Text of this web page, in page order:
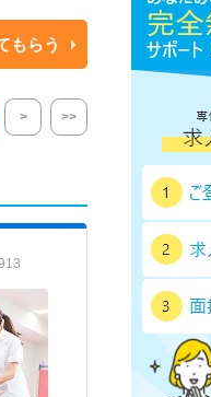
ホーム
福祉施設
ん ・通
を提供して
可能な限
かでゆっ
業所）
（3事業
ていま
福祉施設
包括セ
もらう
> >>